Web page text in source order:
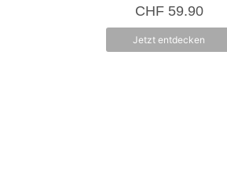
0
v
5
CHF59.90
Jetzt entdecken